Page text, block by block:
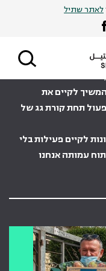
לאתר שתיל
תשאלו את עצמכם האם
לקיים את
תחת קורת גג של
לקיים פעילות בלי
עמותה אנחנו